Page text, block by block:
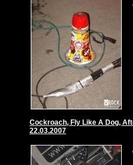
Cockroach, Fly Like A Dog,
22.03.2007